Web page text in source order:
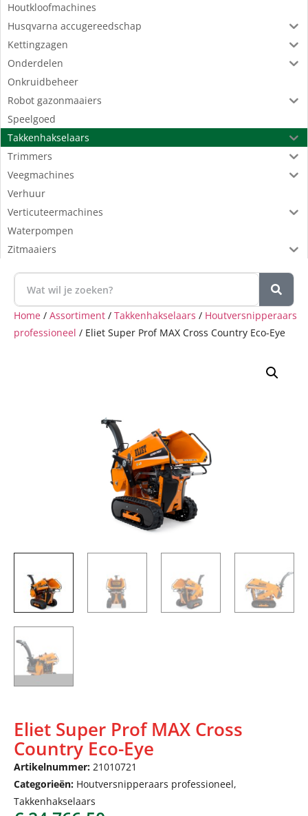
Houtkloofmachines
Husqvarna accugereedschap
Kettingzagen
Onderdelen
Onkruidbeheer
Robot gazonmaaiers
Speelgoed
Takkenhakselaars
Trimmers
Veegmachines
Verhuur
Verticuteermachines
Waterpompen
Zitmaaiers
Home / Assortiment / Takkenhakselaars / Houtversnipperaars
professioneel / Eliet Super Prof MAX Cross Country Eco-Eye
Eliet Super Prof MAX Cross
Country Eco-Eye
Artikelnummer: 21010721
Categorieën: Houtversnipperaars professioneel,
Takkenhakselaars